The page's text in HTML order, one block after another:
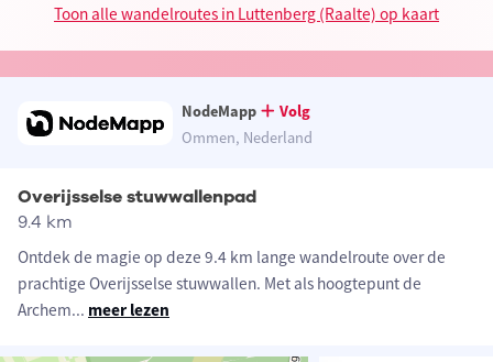
Toon alle wandelroutes in Luttenberg (Raalte) op kaart
NodeMapp
Volg
Ommen, Nederland
Overijsselse stuwwallenpad
9.4 km
Ontdek de magie op deze 9.4 km lange wandelroute over de
prachtige Overijsselse stuwwallen. Met als hoogtepunt de
Archem... meer lezen